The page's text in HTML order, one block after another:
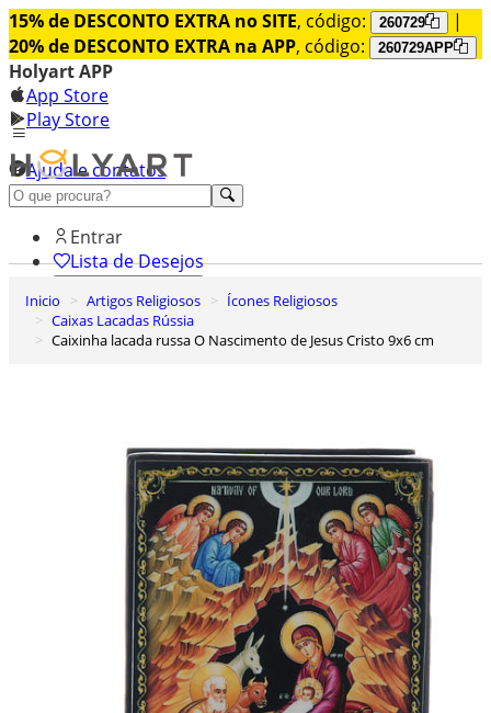
15% de DESCONTO EXTRA no SITE, código: 260729
|
20% de DESCONTO EXTRA na APP, código: 260729APP
Holyart APP
App Store
Play Store
Ajuda e contatos
Conheça premium
Entrar
Lista de Desejos
0
Carrinho de Compras
Inicio Artigos Religiosos
Ícones Religiosos
Caixas Lacadas Rússia
Caixinha lacada russa O Nascimento de Jesus Cristo 9x6 cm